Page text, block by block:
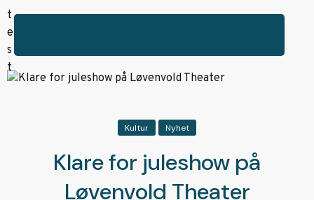
Kultur Nyhet
Klare for juleshow på
Løvenvold Theater